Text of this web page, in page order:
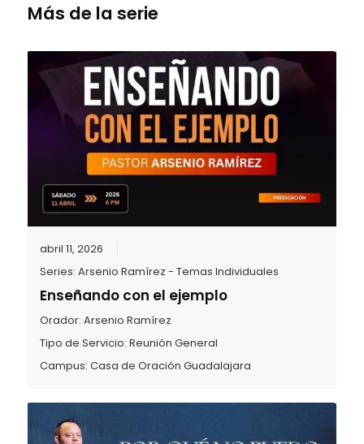
Más de la serie
abril 11, 2026
Series:Arsenio Ramírez - Temas Individuales
Enseñando con el ejemplo
Orador:Arsenio Ramírez
Tipo de Servicio:Reunión General
Campus:Casa de Oración Guadalajara